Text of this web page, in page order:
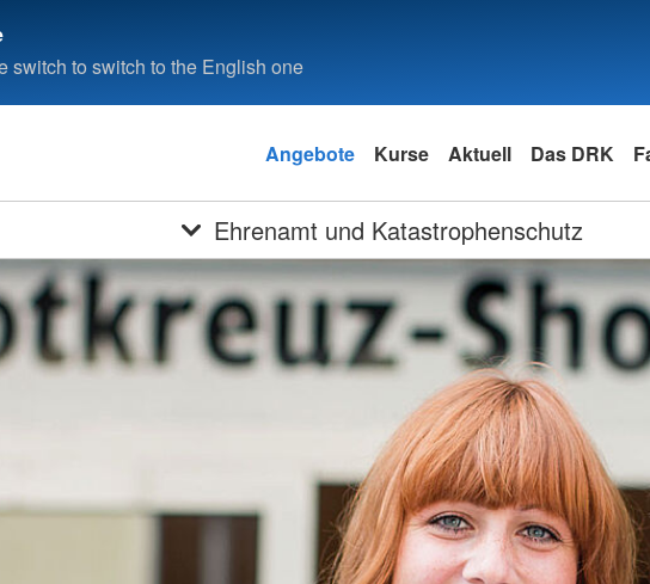
switch to switch to the English one
Angebote Kurse Aktuell Das DRK
Ehrenamt und Katastrophenschutz